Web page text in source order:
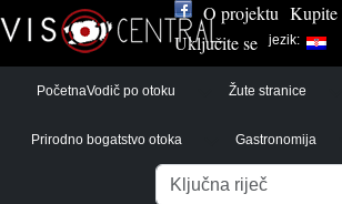
O projektu
Uključite se
jezik:
PočetnaVodič po otoku Žute stranice
Prirodno bogatstvo otoka Gastronomija
Pretraga